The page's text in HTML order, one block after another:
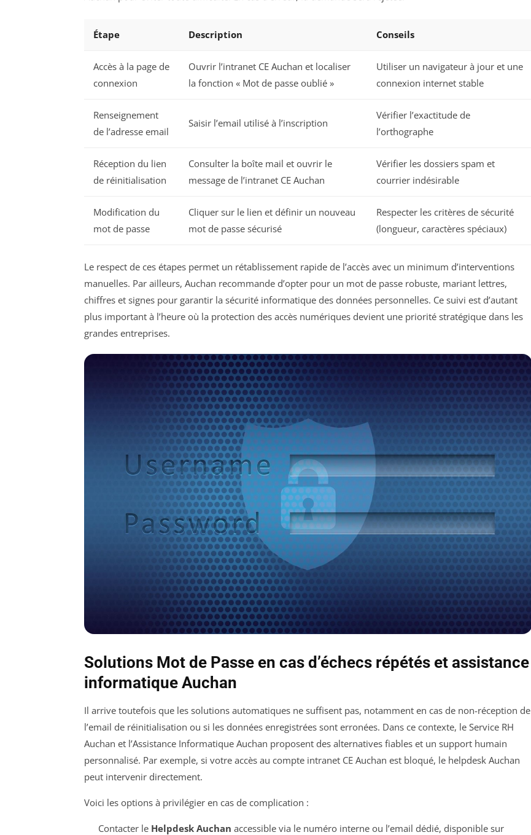
Étape Description Conseils
Accès à la page de
connexion
Ouvrir l’intranet CE Auchan et localiser
la fonction « Mot de passe oublié »
Utiliser un navigateur à jour et une
connexion internet stable
Renseignement
de l’adresse email
Saisir l’email utilisé à l’inscription
Vérifier l’exactitude de
l’orthographe
Réception du lien
de réinitialisation
Consulter la boîte mail et ouvrir le
message de l’intranet CE Auchan
Vérifier les dossiers spam et
courrier indésirable
Modification du
mot de passe
Cliquer sur le lien et définir un nouveau
mot de passe sécurisé
Respecter les critères de sécurité
(longueur, caractères spéciaux)
Le respect de ces étapes permet un rétablissement rapide de l’accès avec un minimum d’interventions
manuelles. Par ailleurs, Auchan recommande d’opter pour un mot de passe robuste, mariant lettres,
chiffres et signes pour garantir la sécurité informatique des données personnelles. Ce suivi est d’autant
plus important à l’heure où la protection des accès numériques devient une priorité stratégique dans les
grandes entreprises.
Solutions Mot de Passe en cas d’échecs répétés et assistance
informatique Auchan
Il arrive toutefois que les solutions automatiques ne suffisent pas, notamment en cas de non-réception de
l’email de réinitialisation ou si les données enregistrées sont erronées. Dans ce contexte, le Service RH
Auchan et l’Assistance Informatique Auchan proposent des alternatives fiables et un support humain
personnalisé. Par exemple, si votre accès au compte intranet CE Auchan est bloqué, le helpdesk Auchan
peut intervenir directement.
Voici les options à privilégier en cas de complication :
Contacter le Helpdesk Auchan accessible via le numéro interne ou l’email dédié, disponible sur